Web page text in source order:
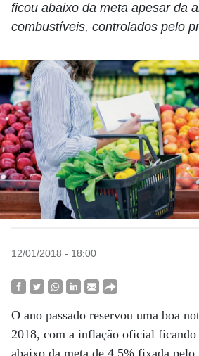
ficou abaixo da meta apesar da
combustíveis, controlados pelo
12/01/2018 - 18:00
O ano passado reservou uma boa
2018, com a inflação oficial
abaixo da meta de 4,5% fixada